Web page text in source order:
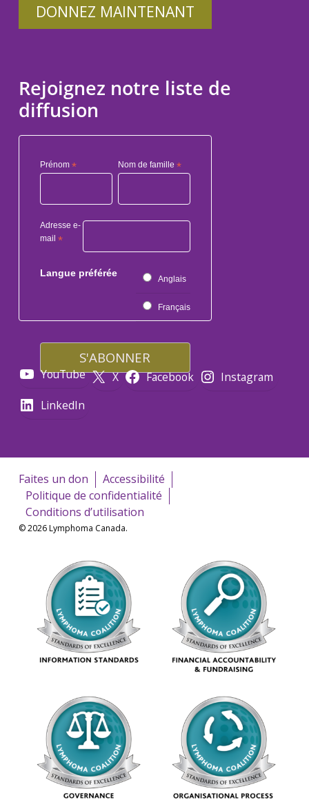
DONNEZ MAINTENANT
Rejoignez notre liste de
diffusion
Prénom * Nom de famille*
Adresse e-
mail *
Langue préférée
Anglais
Français
YouTube X Facebook
Instagram
LinkedIn
Faites un don
Accessibilité
Politique de confidentialité
Conditions d’utilisation
© 2026 Lymphoma Canada.